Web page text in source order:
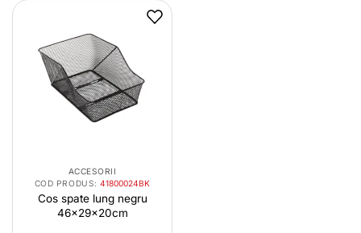
ACCESORII
COD PRODUS:41800024BK
Cos spate lung negru
46x29x20cm